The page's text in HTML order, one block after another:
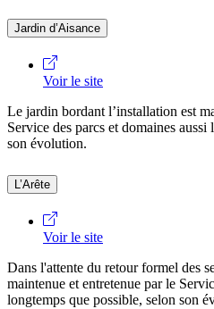
Jardin d’Aisance
Voir le site
Le jardin bordant l’installation est
Service des parcs et domaines
son évolution.
L’Arête
Voir le site
Dans l'attente du retour formel des
maintenue et entretenue par le
longtemps que possible, selon son